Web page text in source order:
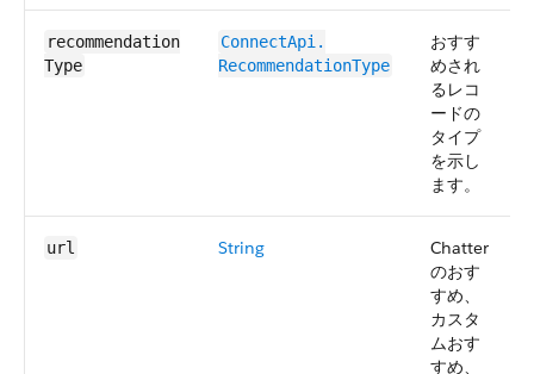
recommendation​
Type
ConnectApi.​
RecommendationType
おすす
めされ
るレコ
ードの
タイプ
を示し
ます。
url String
Chatter
のおす
すめ、
カスタ
ムおす
すめ、